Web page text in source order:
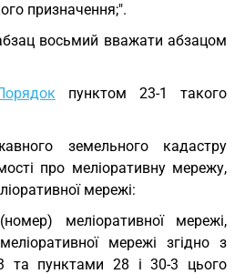
призначення;".
восьмий вважати абзацом
пунктом 23-1 такого
земельного кадастру
про меліоративну мережу,
мережі:
меліоративної мережі,
мережі згідно з
та пунктами 28 і 30-3 цього